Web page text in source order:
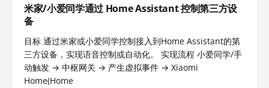
米家/小爱同学通过 Home Assistant 控制第三方设
备
目标 通过米家或小爱同学控制接入到Home Assistant的第
三方设备，实现语音控制或自动化。 实现流程 小爱同学/手
动触发 → 中枢网关 → 产生虚拟事件 → Xiaomi
Home(Home